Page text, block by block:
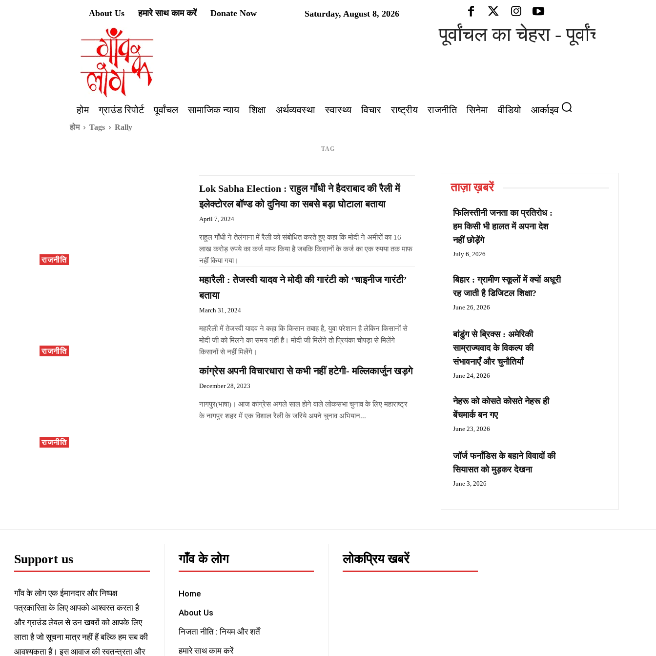
Saturday, August 8, 2026
About Us हमारे साथ काम करें Donate Now
पूर्वांचल का चेहरा - पूर्वांचल की
होम ग्राउंड रिपोर्ट पूर्वांचल सामाजिक न्याय शिक्षा अर्थव्यवस्था स्वास्थ्य विचार राष्ट्रीय राजनीति सिनेमा वीडियो आर्काइव
होम Tags Rally
TAG
राजनीति
Lok Sabha Election : राहुल गाँधी ने हैदराबाद की रैली में
इलेक्टोरल बॉण्ड को दुनिया का सबसे बड़ा घोटाला बताया
April 7, 2024
राहुल गाँधी ने तेलंगाना में रैली को संबोधित करते हुए कहा कि मोदी ने अमीरों का 16
लाख करोड़ रुपये का कर्ज माफ किया है जबकि किसानों के कर्ज का एक रुपया तक माफ
नहीं किया गया।
राजनीति
महारैली : तेजस्वी यादव ने मोदी की गारंटी को ‘चाइनीज गारंटी’
बताया
March 31, 2024
महारैली में तेजस्वी यादव ने कहा कि किसान तबाह है, युवा परेशान है लेकिन किसानों से
मोदी जी को मिलने का समय नहीं है। मोदी जी मिलेंगे तो प्रियंका चोपड़ा से मिलेंगे
किसानों से नहीं मिलेंगे।
राजनीति
कांग्रेस अपनी विचारधारा से कभी नहीं हटेगी- मल्लिकार्जुन खड़गे
December 28, 2023
नागपुर(भाषा)। आज कांग्रेस अगले साल होने वाले लोकसभा चुनाव के लिए महाराष्ट्र
के नागपुर शहर में एक विशाल रैली के जरिये अपने चुनाव अभियान...
ताज़ा ख़बरें
फिलिस्तीनी जनता का प्रतिरोध :
हम किसी भी हालत में अपना देश
नहीं छोड़ेंगे
July 6, 2026
बिहार : ग्रामीण स्कूलों में क्यों अधूरी
रह जाती है डिजिटल शिक्षा?
June 26, 2026
बांडुंग से ब्रिक्स : अमेरिकी
साम्राज्यवाद के विकल्प की
संभावनाएँ और चुनौतियाँ
June 24, 2026
नेहरू को कोसते कोसते नेहरू ही
बेंचमार्क बन गए
June 23, 2026
जॉर्ज फर्नांडिस के बहाने विवादों की
सियासत को मुड़कर देखना
June 3, 2026
Support us
गाँव के लोग एक ईमानदार और निष्पक्ष
पत्रकारिता के लिए आपको आश्वस्त करता है
और ग्राउंड लेवल से उन खबरों को आपके लिए
लाता है जो सूचना मात्र नहीं हैं बल्कि हम सब की
आवश्यकता हैं। इस आवाज की स्वतन्त्रता और
गाँव के लोग
Home
About Us
निजता नीति : नियम और शर्तें
हमारे साथ काम करें
लोकप्रिय खबरें